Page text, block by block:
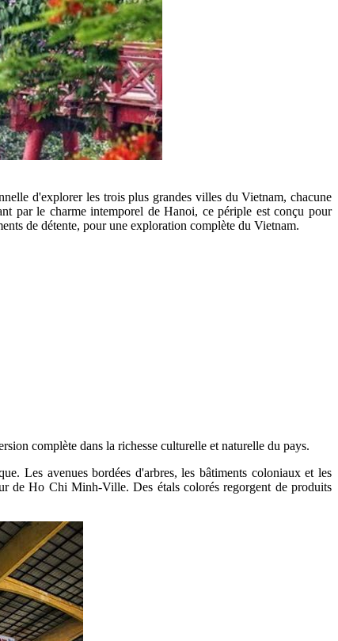
d'explorer les trois plus grandes villes du Vietnam, chacune
par le charme intemporel de Hanoi, ce périple est conçu pour
de détente, pour une exploration complète du Vietnam.​
complète dans la richesse culturelle et naturelle du pays.
Les avenues bordées d'arbres, les bâtiments coloniaux et les
de Ho Chi Minh-Ville. Des étals colorés regorgent de produits